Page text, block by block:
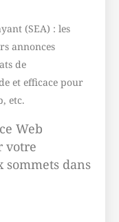
(SEA) : les
annonces
de
et efficace pour
etc.
Web
votre
sommets dans